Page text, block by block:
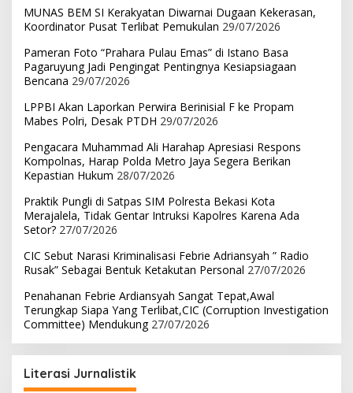
MUNAS BEM SI Kerakyatan Diwarnai Dugaan Kekerasan,
Koordinator Pusat Terlibat Pemukulan 29/07/2026
Pameran Foto “Prahara Pulau Emas” di Istano Basa
Pagaruyung Jadi Pengingat Pentingnya Kesiapsiagaan
Bencana 29/07/2026
LPPBI Akan Laporkan Perwira Berinisial F ke Propam
Mabes Polri, Desak PTDH 29/07/2026
Pengacara Muhammad Ali Harahap Apresiasi Respons
Kompolnas, Harap Polda Metro Jaya Segera Berikan
Kepastian Hukum 28/07/2026
Praktik Pungli di Satpas SIM Polresta Bekasi Kota
Merajalela, Tidak Gentar Intruksi Kapolres Karena Ada
Setor? 27/07/2026
CIC Sebut Narasi Kriminalisasi Febrie Adriansyah ” Radio
Rusak” Sebagai Bentuk Ketakutan Personal 27/07/2026
Penahanan Febrie Ardiansyah Sangat Tepat,Awal
Terungkap Siapa Yang Terlibat,CIC (Corruption Investigation
Committee) Mendukung 27/07/2026
Literasi Jurnalistik